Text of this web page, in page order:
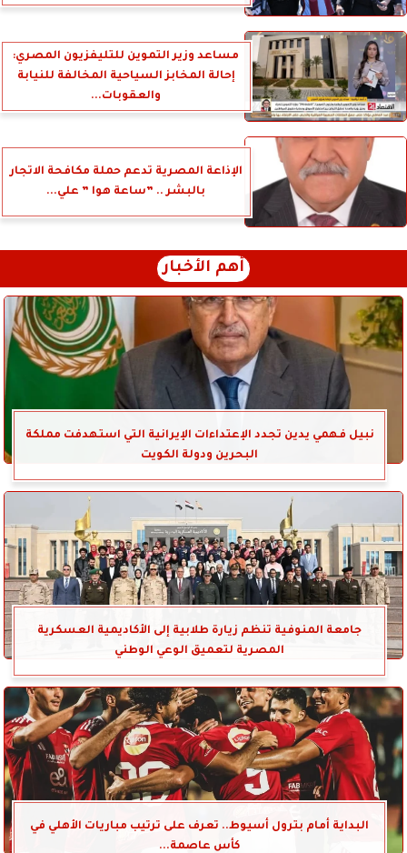
مساعد وزير التموين للتليفزيون المصري:
إحالة المخابز السياحية المخالفة للنيابة
والعقوبات...
الإذاعة المصرية تدعم حملة مكافحة الاتجار
بالبشر .. ”ساعة هوا ” علي...
أهم الأخبار
نبيل فهمي يدين تجدد الإعتداءات الإيرانية التي استهدفت مملكة
البحرين ودولة الكويت
جامعة المنوفية تنظم زيارة طلابية إلى الأكاديمية العسكرية
المصرية لتعميق الوعي الوطني
البداية أمام بترول أسيوط.. تعرف على ترتيب مباريات الأهلي في
كأس عاصمة...